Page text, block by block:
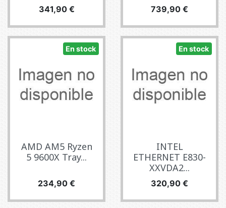
Precio
341,90 € Precio
739,90 €
En stock
AMD AM5 Ryzen
5 9600X Tray...
Precio
234,90 €
En stock
INTEL
ETHERNET E830-
XXVDA2...
Precio
320,90 €